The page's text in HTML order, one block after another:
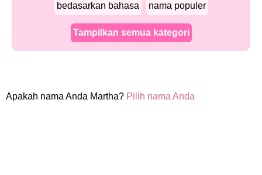
bedasarkan bahasa nama populer
Tampilkan semua kategori
Apakah nama Anda Martha? Pilih nama Anda